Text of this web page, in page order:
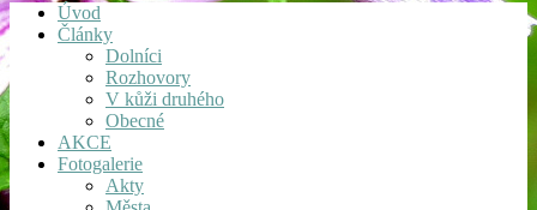
Úvod
Články
Dolníci
Rozhovory
V kůži druhého
Obecné
AKCE
Fotogalerie
Akty